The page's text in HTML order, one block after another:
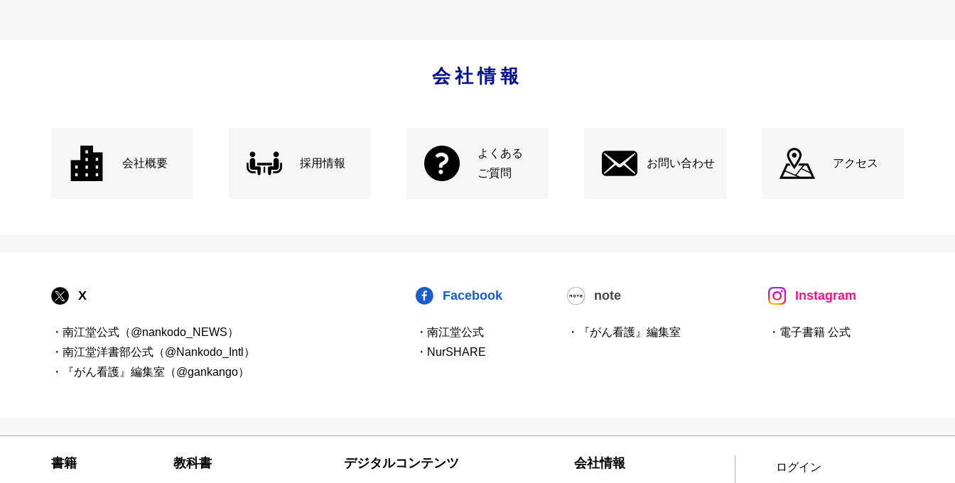
会社情報
会社概要 採用情報
よくある
ご質問
お問い合わせ アクセス
X
・南江堂公式（@nankodo_NEWS）
・南江堂洋書部公式（@Nankodo_Intl）
・『がん看護』編集室（@gankango）
Facebook
・南江堂公式
・NurSHARE
note
・『がん看護』編集室
Instagram
・電子書籍 公式
書籍 教科書 デジタルコンテンツ 会社情報
ログイン